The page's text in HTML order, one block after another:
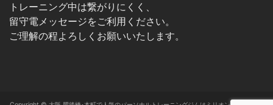
トレーニング中は繋がりにくく、
留守電メッセージをご利用ください。
ご理解の程よろしくお願いいたします。